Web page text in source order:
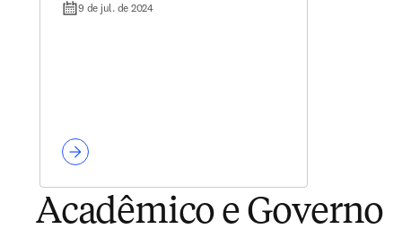
Transparency in
9 de jul. de 2024
Acadêmico e Governo